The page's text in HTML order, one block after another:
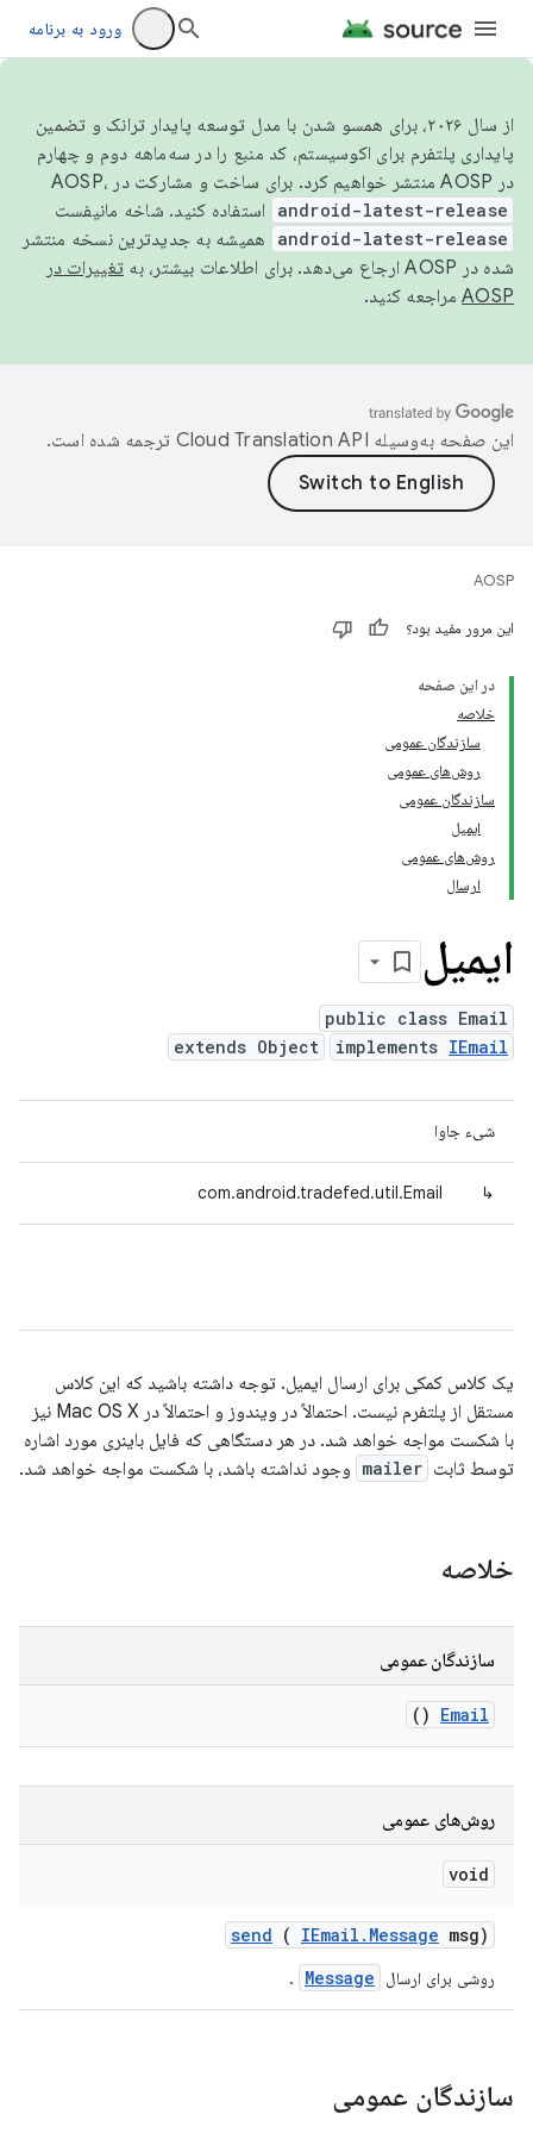
ورود به برنامه
از سال ۲۰۲۶، برای همسو شدن با مدل توسعه پایدار ترانک و تضمین
پایداری پلتفرم برای اکوسیستم، کد منبع را در سه‌ماهه دوم و چهارم
در AOSP منتشر خواهیم کرد. برای ساخت و مشارکت در AOSP،
android-latest-release استفاده کنید. شاخه مانیفست
android-latest-release
همیشه به جدیدترین نسخه منتشر
شده در AOSP ارجاع می‌دهد. برای اطلاعات بیشتر، به
تغییرات در
AOSP مراجعه کنید.
این صفحه به‌وسیله ترجمه شده است.
AOSP
این مرور مفید بود؟
در این صفحه
خلاصه
سازندگان عمومی
روش‌های عمومی
سازندگان عمومی
ایمیل
روش‌های عمومی
ارسال
ایمیل
public class Email
extends Object
implements IEmail
شیء جاوا
↳
com.android.tradefed.util.Email
یک کلاس کمکی برای ارسال ایمیل. توجه داشته باشید که این کلاس
مستقل از پلتفرم نیست. احتمالاً در ویندوز و احتمالاً در Mac OS X نیز
با شکست مواجه خواهد شد. در هر دستگاهی که فایل باینری مورد اشاره
توسط ثابت mailer وجود نداشته باشد، با شکست مواجه خواهد شد.
خلاصه
سازندگان عمومی
Email
()
روش‌های عمومی
void
send ( IEmail . Message msg)
روشی برای ارسال Message
.
سازندگان عمومی